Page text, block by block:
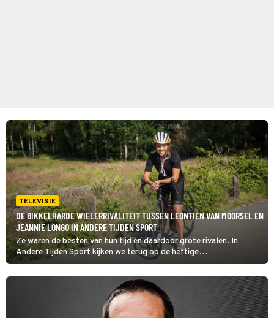
TELEVISIE
DE BIKKELHARDE WIELERRIVALITEIT TUSSEN LEONTIEN VAN MOORSEL EN
JEANNIE LONGO IN ANDERE TIJDEN SPORT
Ze waren de besten van hun tijd en daardoor grote rivalen. In
Andere Tijden Sport kijken we terug op de heftige
concurrentiestrijd tussen wielrenners Leontien van Moorsel en de
Française Jeannie Longo, die menige strijd met elkaar uitvochten.